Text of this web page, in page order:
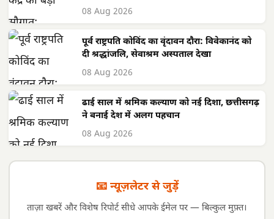
08 Aug 2026
पूर्व राष्ट्रपति कोविंद का वृंदावन दौरा: विवेकानंद को
दी श्रद्धांजलि, सेवाश्रम अस्पताल देखा
08 Aug 2026
ढाई साल में श्रमिक कल्याण को नई दिशा, छत्तीसगढ़
ने बनाई देश में अलग पहचान
08 Aug 2026
📧 न्यूज़लेटर से जुड़ें
ताज़ा खबरें और विशेष रिपोर्ट सीधे आपके ईमेल पर — बिल्कुल मुफ़्त।